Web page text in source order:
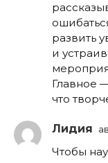
развить
и
Главное
что
Лидия
Чтобы